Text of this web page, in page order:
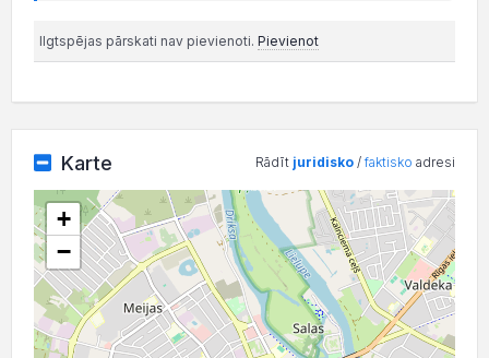
Ilgtspējas pārskati nav pievienoti. Pievienot
Karte Rādīt juridisko /faktisko adresi
+
−